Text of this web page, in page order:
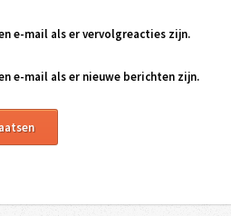
e-mail als er vervolgreacties zijn.
e-mail als er nieuwe berichten zijn.